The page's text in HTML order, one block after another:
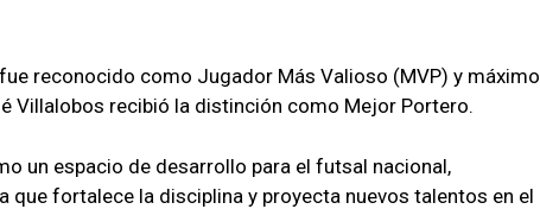
reconocido como Jugador Más Valioso (MVP) y máximo
Villalobos recibió la distinción como Mejor Portero.
un espacio de desarrollo para el futsal nacional,
fortalece la disciplina y proyecta nuevos talentos en el